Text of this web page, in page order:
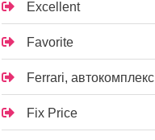
Excellent
Favorite
Ferrari, автокомплекс
Fix Price